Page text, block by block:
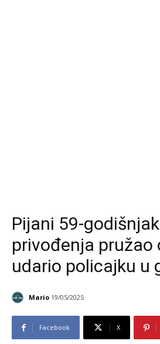
Pijani 59-
privođenja pružao
udario policajku u
Mario 19/05/2025
Facebook X